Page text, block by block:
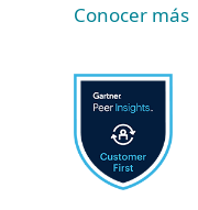
Conocer más